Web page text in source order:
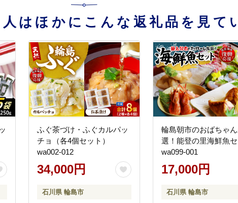
はほかにこんな返礼品を見て
ふぐ茶づけ・ふぐカルパッ
チョ（各4個セット）
wa002-012
34,000円
石川県 輪島市
輪島朝市のおばちゃ
選！能登の里海鮮魚セ
wa099-001
17,000円
石川県 輪島市